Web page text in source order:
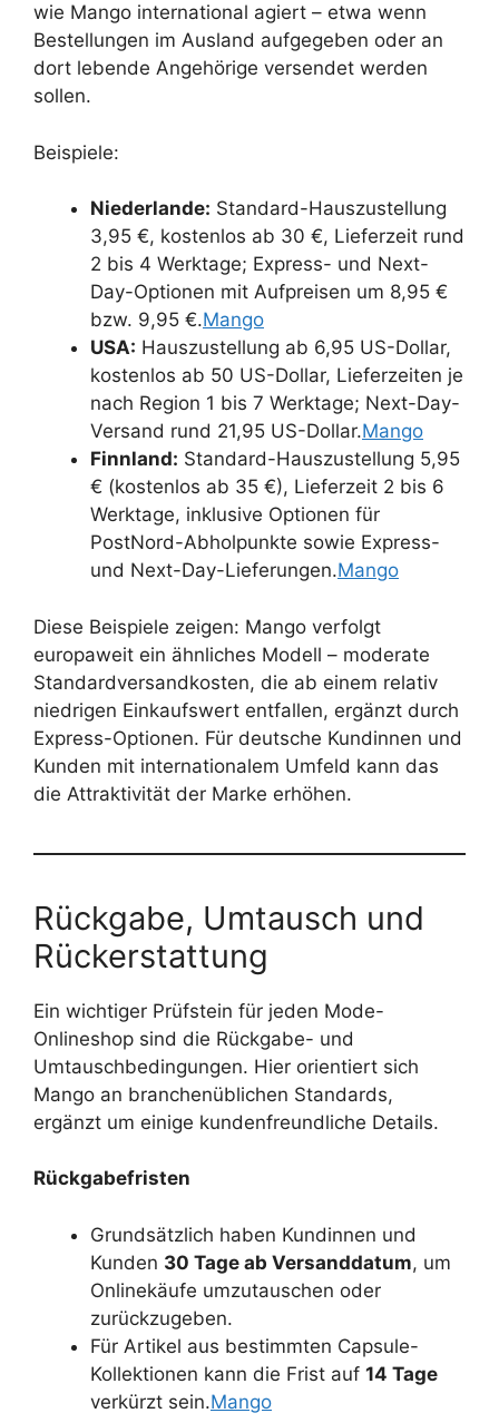
wie Mango international agiert – etwa wenn
Bestellungen im Ausland aufgegeben oder an
dort lebende Angehörige versendet werden
sollen.
Beispiele:
Niederlande: Standard-Hauszustellung
3,95 €, kostenlos ab 30 €, Lieferzeit rund
2 bis 4 Werktage; Express- und Next-
Day-Optionen mit Aufpreisen um 8,95 €
bzw. 9,95 €.Mango
USA: Hauszustellung ab 6,95 US-Dollar,
kostenlos ab 50 US-Dollar, Lieferzeiten je
nach Region 1 bis 7 Werktage; Next-Day-
Versand rund 21,95 US-Dollar.Mango
Finnland: Standard-Hauszustellung 5,95
€ (kostenlos ab 35 €), Lieferzeit 2 bis 6
Werktage, inklusive Optionen für
PostNord-Abholpunkte sowie Express-
und Next-Day-Lieferungen.Mango
Diese Beispiele zeigen: Mango verfolgt
europaweit ein ähnliches Modell – moderate
Standardversandkosten, die ab einem relativ
niedrigen Einkaufswert entfallen, ergänzt durch
Express-Optionen. Für deutsche Kundinnen und
Kunden mit internationalem Umfeld kann das
die Attraktivität der Marke erhöhen.
Rückgabe, Umtausch und
Rückerstattung
Ein wichtiger Prüfstein für jeden Mode-
Onlineshop sind die Rückgabe- und
Umtauschbedingungen. Hier orientiert sich
Mango an branchenüblichen Standards,
ergänzt um einige kundenfreundliche Details.
Rückgabefristen
Grundsätzlich haben Kundinnen und
Kunden 30 Tage ab Versanddatum, um
Onlinekäufe umzutauschen oder
zurückzugeben.
Für Artikel aus bestimmten Capsule-
Kollektionen kann die Frist auf 14 Tage
verkürzt sein.Mango